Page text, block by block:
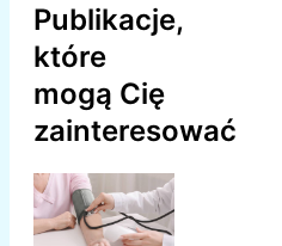
Publikacje,
które
mogą Cię
zainteresować